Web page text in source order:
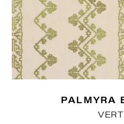
PALMYRA
VERT